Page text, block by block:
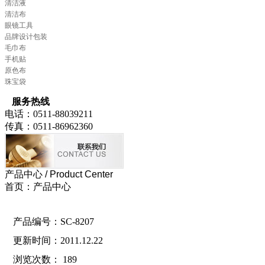
清洁液
清洁布
眼镜工具
品牌设计包装
毛巾布
手机贴
原色布
珠宝袋
服务热线
电话：0511-88039211
传真：0511-86962360
产品中心 / Product Center
首页：产品中心
产品编号：SC-8207
更新时间：2011.12.22
浏览次数： 189